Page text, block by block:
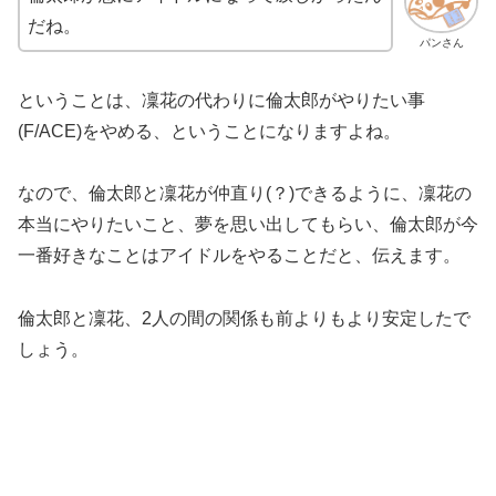
パンさん
だね。
ということは、凜花の代わりに倫太郎がやりたい事
(F/ACE)をやめる、ということになりますよね。
なので、倫太郎と凜花が仲直り(？)できるように、凜花の
本当にやりたいこと、夢を思い出してもらい、倫太郎が今
一番好きなことはアイドルをやることだと、伝えます。
倫太郎と凜花、2人の間の関係も前よりもより安定したで
しょう。